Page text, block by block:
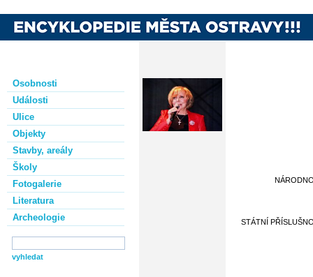
Osobnosti
Události
Ulice
Objekty
Stavby, areály
Školy
Fotogalerie
Literatura
Archeologie
STÁTNÍ